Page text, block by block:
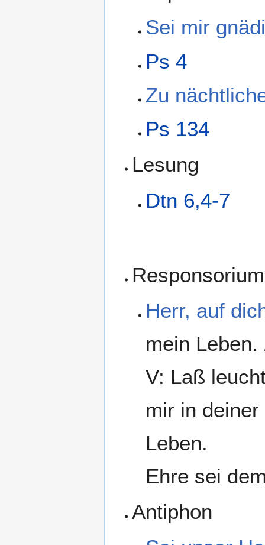
Sei mir
Ps 4
Zu
Ps 134
Lesung
Dtn 6,4-7
Responsorium
Herr, auf
mein Leben.
V: Laß
mir in
Leben.
Ehre sei
Antiphon